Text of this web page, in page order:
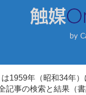
1959年（昭和34年
記事の検索と結果（